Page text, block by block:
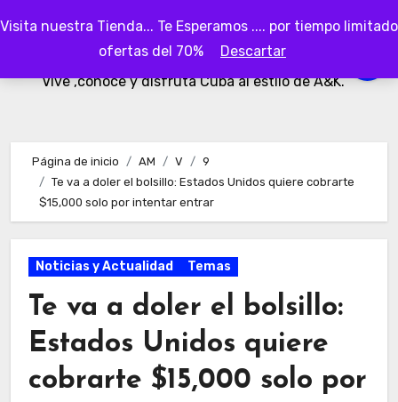
Visita nuestra Tienda... Te Esperamos .... por tiempo limitado
ofertas del 70%
Descartar
al
AKubaa
Vive ,conoce y disfruta Cuba al estilo de A&K.
Página de inicio AM V
9
Te va a doler el bolsillo: Estados Unidos quiere cobrarte
$15,000 solo por intentar entrar
Noticias y Actualidad Temas
Te va a doler el bolsillo:
Estados Unidos quiere
cobrarte $15,000 solo por